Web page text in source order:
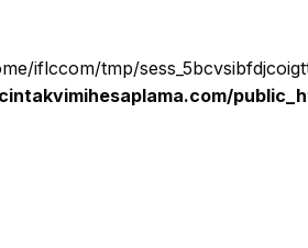
iflccom/tmp/